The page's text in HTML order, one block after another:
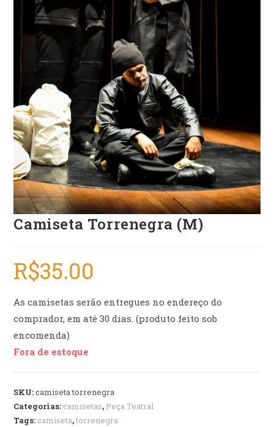
Camiseta Torrenegra (M)
R$35.00
As camisetas serão entregues no endereço do
comprador, em até 30 dias. (produto feito sob
encomenda)
Fora de estoque
SKU:camiseta torrenegra
Categorias: camisetas, Peça Teatral
Tags: camiseta,torrenegra